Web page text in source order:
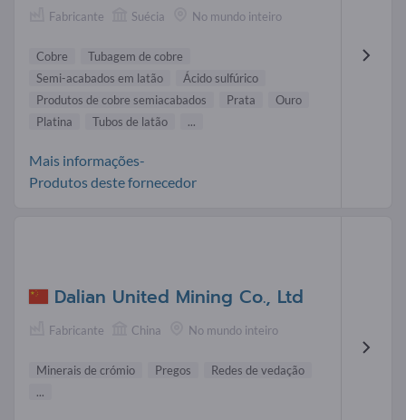
Fabricante Suécia No mundo inteiro
Cobre
Tubagem de cobre
Semi-acabados em latão
Ácido sulfúrico
Produtos de cobre semiacabados
Prata
Ouro
Platina
Tubos de latão ...
Mais informações-
Produtos deste fornecedor
Dalian United Mining Co., Ltd
Fabricante China No mundo inteiro
Minerais de crómio Pregos
Redes de vedação
...